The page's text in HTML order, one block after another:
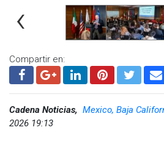
‹
Compartir en:
Cadena Noticias, Mexico, Baja
2026 19:13